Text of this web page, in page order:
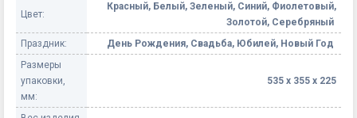
Цвет:
Красный, Белый, Зеленый, Синий, Фиолетовый,
Золотой, Серебряный
Праздник:
День Рождения, Свадьба, Юбилей, Новый Год
Размеры
упаковки,
мм:
535 х 355 х 225